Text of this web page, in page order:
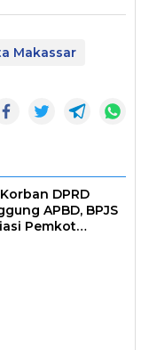
Makassar
DPRD
APBD, BPJS
Pemkot